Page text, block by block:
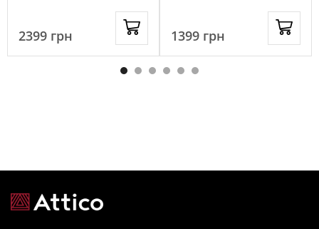
2399 грн 1399 грн